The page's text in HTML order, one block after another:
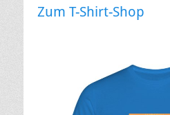
Zum T-Shirt-Shop